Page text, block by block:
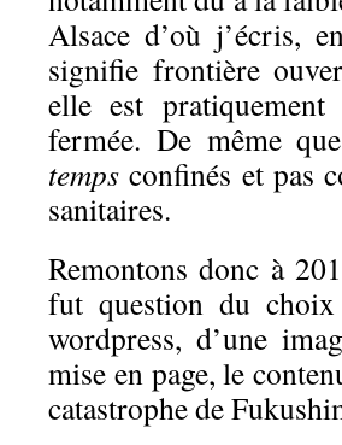
Alsace d’où j’écris,
signifie frontière
elle est pratiquement
fermée. De même
temps confinés et pas
sanitaires.
Remontons donc à
fut question du choix
wordpress, d’une
mise en page, le
catastrophe de